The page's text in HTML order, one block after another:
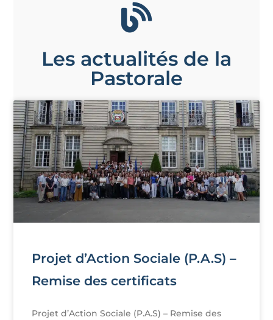
Les actualités de la
Pastorale
Projet d’Action Sociale (P.A.S) –
Remise des certificats
Projet d’Action Sociale (P.A.S) – Remise des